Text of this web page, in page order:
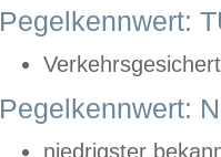
Pegelkennwert:
Pegelkennwert:
niedrigster